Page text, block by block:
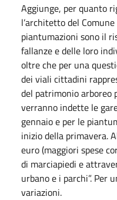
Aggiunge, per quanto
l’architetto del
piantumazioni sono il
fallanze e delle loro
oltre che per una
dei viali cittadini
del patrimonio arboreo
verranno indette le
gennaio e per le
inizio della primavera.
euro (maggiori spese
di marciapiedi e
urbano e i parchi”. Per
variazioni.